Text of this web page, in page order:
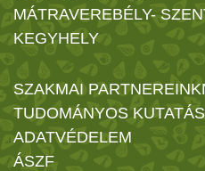
MÁTRAVEREBÉLY-
KEGYHELY
SZAKMAI
TUDOMÁNYOS
ADATVÉDELEM
ÁSZF